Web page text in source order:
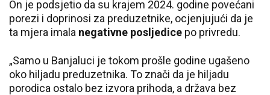
On je podsjetio da su krajem 2024. godine povećani
porezi i doprinosi za preduzetnike, ocjenjujući da je
ta mjera imala negativne posljedice po privredu.
„Samo u Banjaluci je tokom prošle godine ugašeno
oko hiljadu preduzetnika. To znači da je hiljadu
porodica ostalo bez izvora prihoda, a država bez